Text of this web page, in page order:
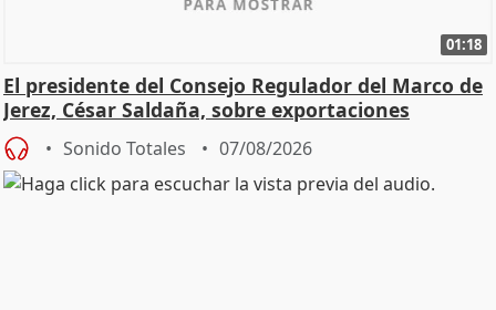
01:18
El presidente del Consejo Regulador del Marco de
Jerez, César Saldaña, sobre exportaciones
Sonido Totales 07/08/2026